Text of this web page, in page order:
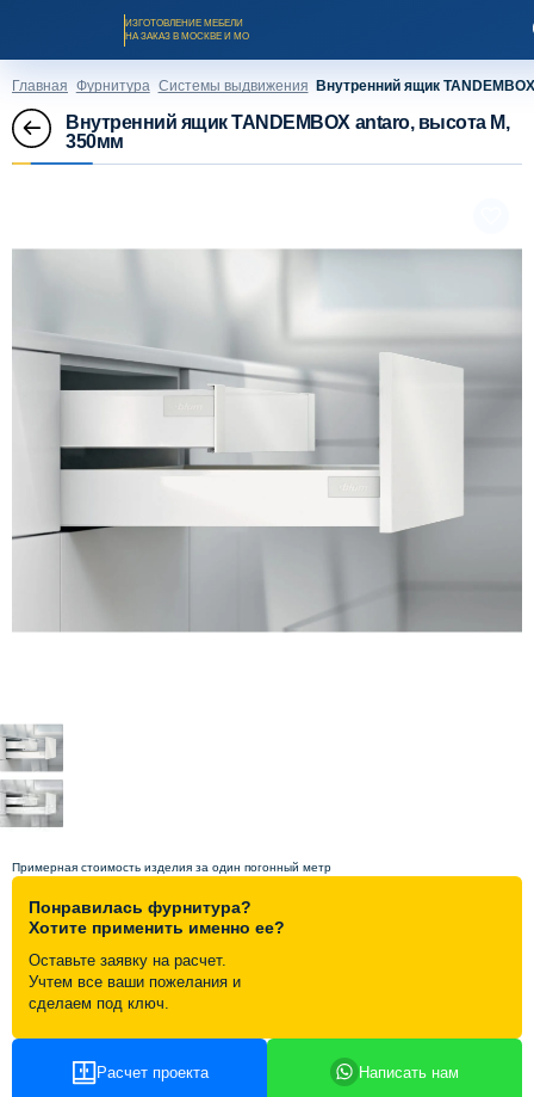
ИЗГОТОВЛЕНИЕ МЕБЕЛИ
НА ЗАКАЗ В МОСКВЕ И МО
О компании
Оплата и доставка
Видеоотзывы
Контакты
Главная Фурнитура Системы выдвижения Внутренний ящик
Внутренний ящик TANDEMBOX antaro, высота M,
350мм
Примерная стоимость изделия за один погонный метр
Понравилась фурнитура?
Хотите применить именно ее?
Оставьте заявку на расчет.
Учтем все ваши пожелания и
сделаем под ключ.
Расчет проекта Написать нам